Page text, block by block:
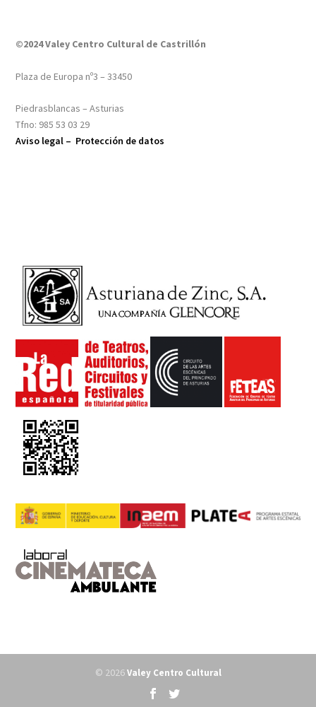
©2024 Valey Centro Cultural de Castrillón
Plaza de Europa nº3 – 33450
Piedrasblancas – Asturias
Tfno: 985 53 03 29
Aviso legal – Protección de datos
© 2026Valey Centro Cultural